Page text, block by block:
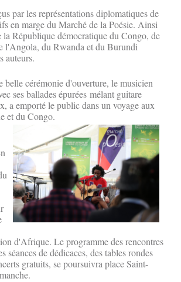
par les représentations diplomatiques de
en marge du Marché de la Poésie. Ainsi
la République démocratique du Congo, de
l'Angola, du Rwanda et du Burundi
auteurs.
belle cérémonie d'ouverture, le musicien
ses ballades épurées mélant guitare
a emporté le public dans un voyage aux
et du Congo.
d'Afrique. Le programme des rencontres
séances de dédicaces, des tables rondes
gratuits, se poursuivra place Saint-